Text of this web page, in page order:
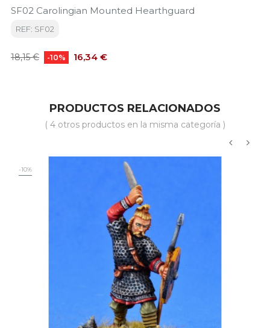
SF02 Carolingian Mounted Hearthguard
REF: SF02
Precio
18,15 € -10% Precio
16,34 €
PRODUCTOS RELACIONADOS
( 4 otros productos en la misma categoría )
-10%